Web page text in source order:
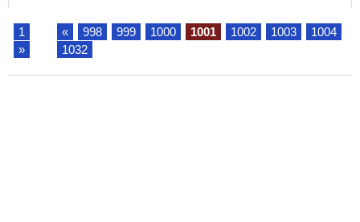
1 « 998 999 1000 1001 1002 1003
1004
»
1032